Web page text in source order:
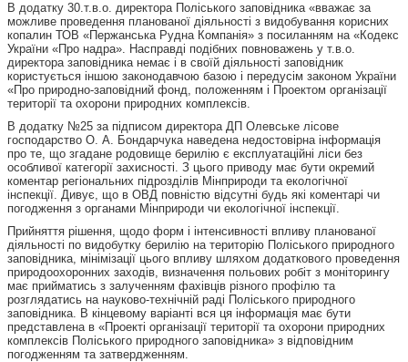
В додатку 30.т.в.о. директора Поліського заповідника «вважає за
можливе проведення планованої діяльності з видобування корисних
копалин ТОВ «Пержанська Рудна Компанія» з посиланням на «Кодекс
України «Про надра». Насправді подібних повноважень у т.в.о.
директора заповідника немає і в своїй діяльності заповідник
користується іншою законодавчою базою і передусім законом України
«Про природно-заповідний фонд, положенням і Проектом організації
території та охорони природних комплексів.
В додатку №25 за підписом директора ДП Олевське лісове
господарство О. А. Бондарчука наведена недостовірна інформація
про те, що згадане родовище берилію є експлуатаційні ліси без
особливої категорії захисності. З цього приводу має бути окремий
коментар регіональних підрозділів Мінприроди та екологічної
інспекції. Дивує, що в ОВД повністю відсутні будь які коментарі чи
погодження з органами Мінприроди чи екологічної інспекції.
Прийняття рішення, щодо форм і інтенсивності впливу планованої
діяльності по видобутку берилію на територію Поліського природного
заповідника, мінімізації цього впливу шляхом додаткового проведення
природоохоронних заходів, визначення польових робіт з моніторингу
має прийматись з залученням фахівців різного профілю та
розглядатись на науково-технічній раді Поліського природного
заповідника. В кінцевому варіанті вся ця інформація має бути
представлена в «Проекті організації території та охорони природних
комплексів Поліського природного заповідника» з відповідним
погодженням та затвердженням.